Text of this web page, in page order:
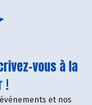
vous à la
!
et nos